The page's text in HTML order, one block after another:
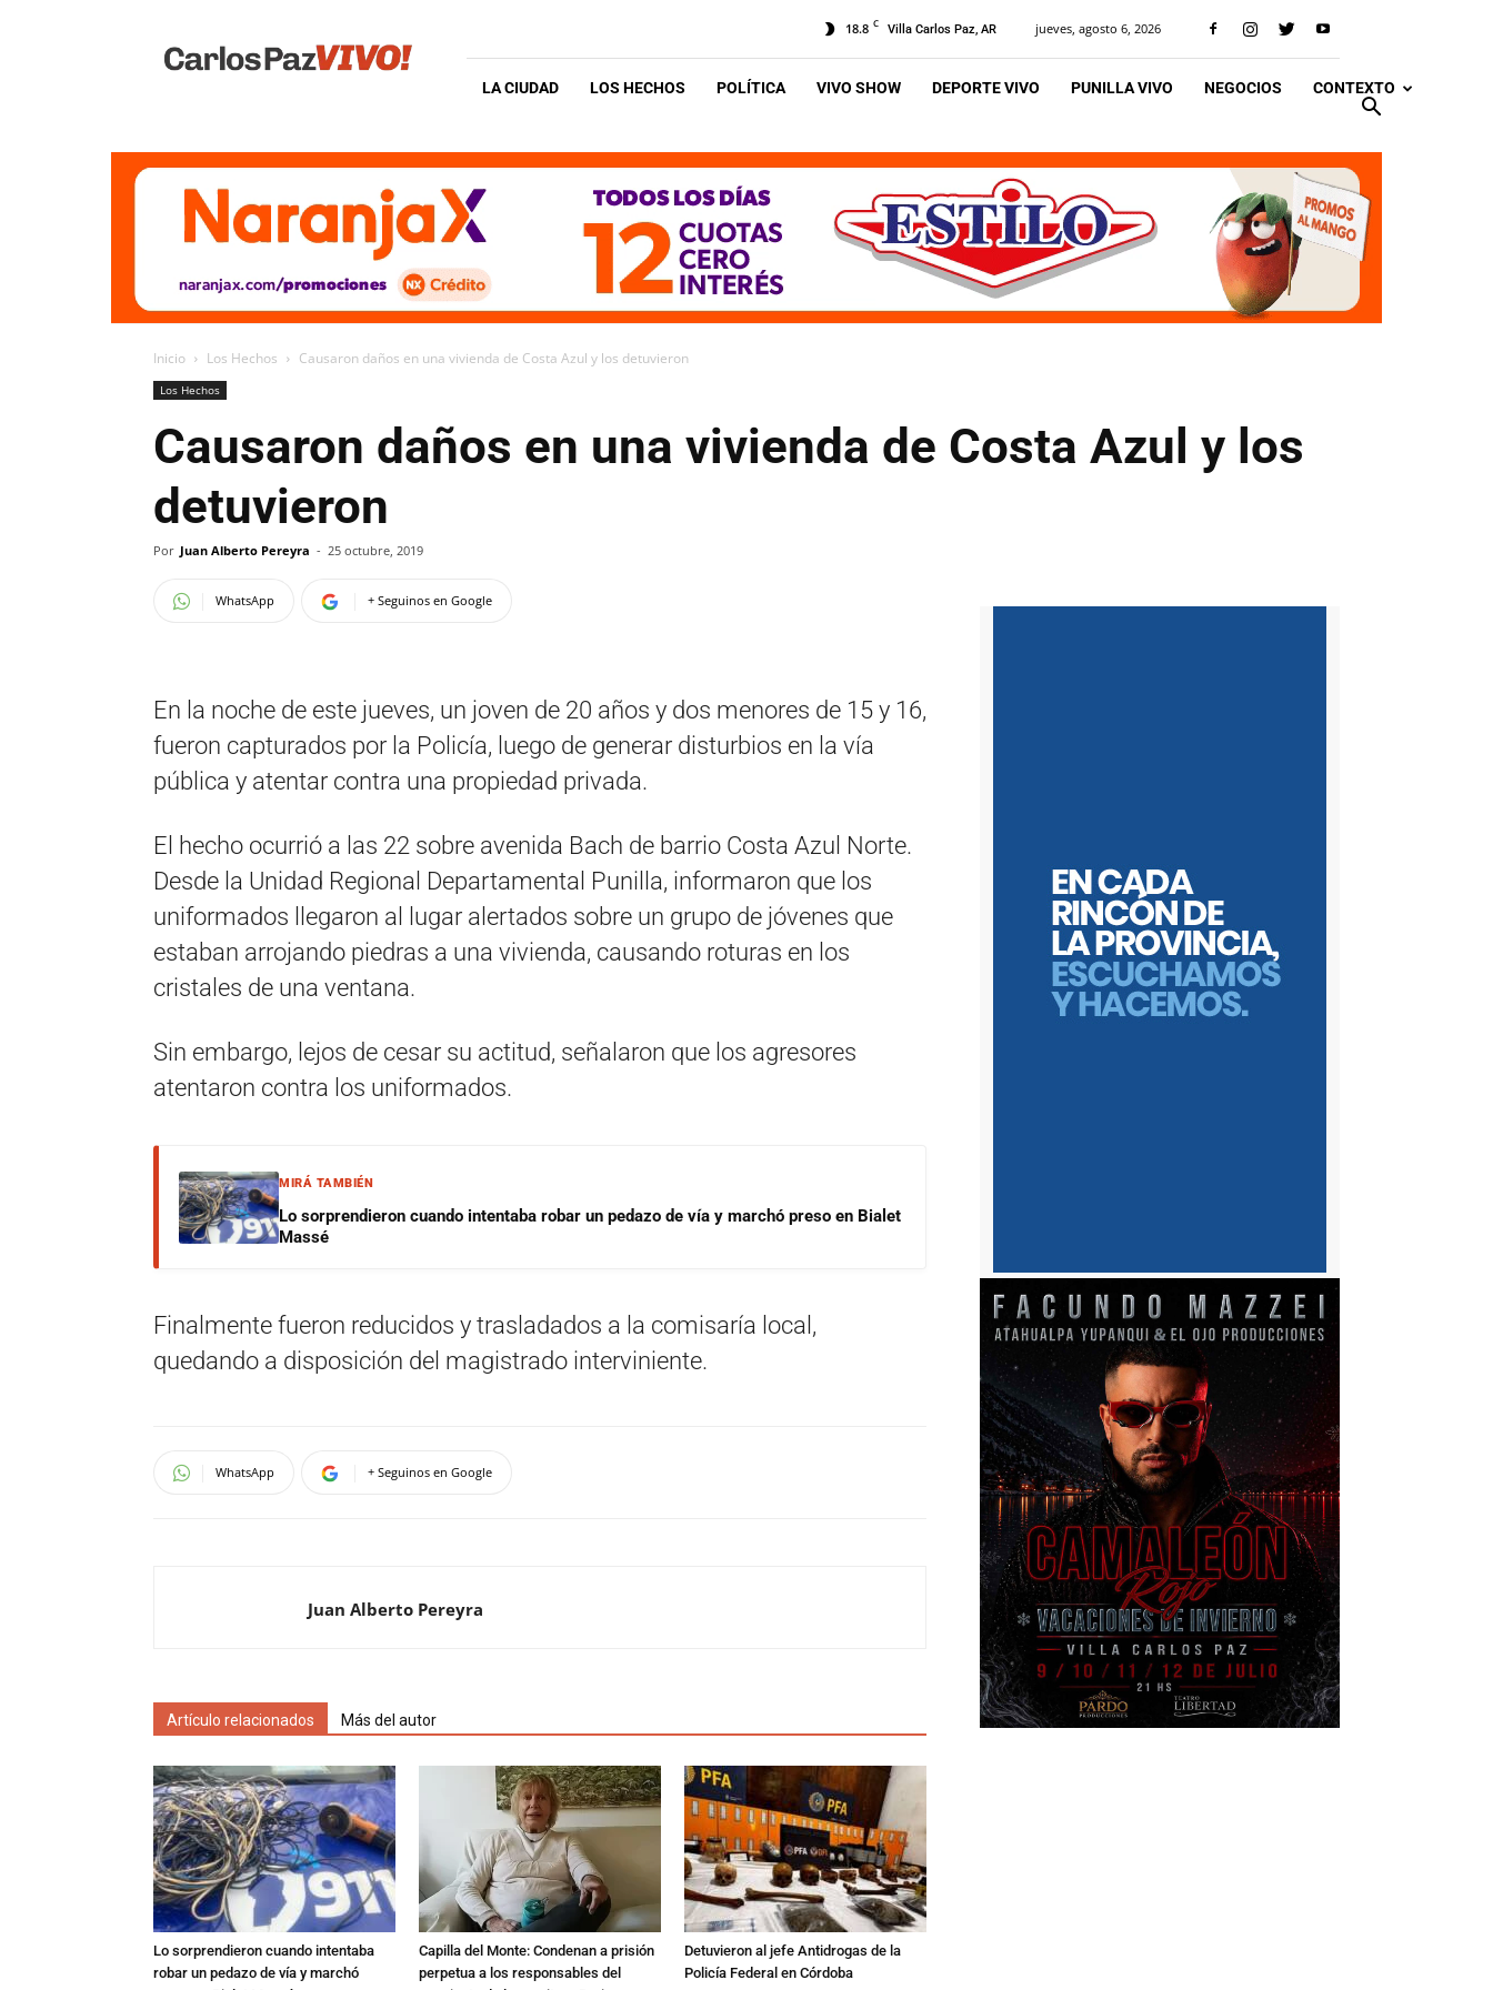
Vivo
18.8 C Villa Carlos Paz, AR jueves, agosto 6, 2026
LA CIUDAD LOS HECHOS POLÍTICA VIVO SHOW DEPORTE VIVO PUNILLA VIVO NEGOCIOS CONTEXTO
Inicio Los Hechos Causaron daños en una vivienda de Costa Azul y los detuvieron
Los Hechos
Causaron daños en una vivienda de Costa Azul y los
detuvieron
Por Juan Alberto Pereyra - 25 octubre, 2019
WhatsApp + Seguinos en Google
En la noche de este jueves, un joven de 20 años y dos menores de 15 y 16,
fueron capturados por la Policía, luego de generar disturbios en la vía
pública y atentar contra una propiedad privada.
El hecho ocurrió a las 22 sobre avenida Bach de barrio Costa Azul Norte.
Desde la Unidad Regional Departamental Punilla, informaron que los
uniformados llegaron al lugar alertados sobre un grupo de jóvenes que
estaban arrojando piedras a una vivienda, causando roturas en los
cristales de una ventana.
Sin embargo, lejos de cesar su actitud, señalaron que los agresores
atentaron contra los uniformados.
MIRÁ TAMBIÉN
Lo sorprendieron cuando intentaba robar un pedazo de vía y marchó preso en Bialet
Massé
Finalmente fueron reducidos y trasladados a la comisaría local,
quedando a disposición del magistrado interviniente.
WhatsApp + Seguinos en Google
Juan Alberto Pereyra
Artículo relacionados Más del autor
Lo sorprendieron cuando intentaba
robar un pedazo de vía y marchó
Capilla del Monte: Condenan a prisión
perpetua a los responsables del
Detuvieron al jefe Antidrogas de la
Policía Federal en Córdoba